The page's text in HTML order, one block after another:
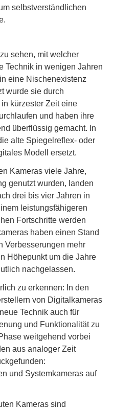
selbstverständlichen
sehen, mit welcher
Technik in wenigen Jahren
eine Nischenexistenz
wurde sie durch
kürzester Zeit eine
und haben ihre
überflüssig gemacht. In
alte Spiegelreflex- oder
Modell ersetzt.
Kameras viele Jahre,
genutzt wurden, landen
drei bis vier Jahren in
leistungsfähigeren
Fortschritte werden
haben einen Stand
Verbesserungen mehr
Höhepunkt um die Jahre
nachgelassen.
zu erkennen: In den
von Digitalkameras
Technik auch für
und Funktionalität zu
weitgehend vorbei
aus analoger Zeit
und Systemkameras auf
Kameras sind